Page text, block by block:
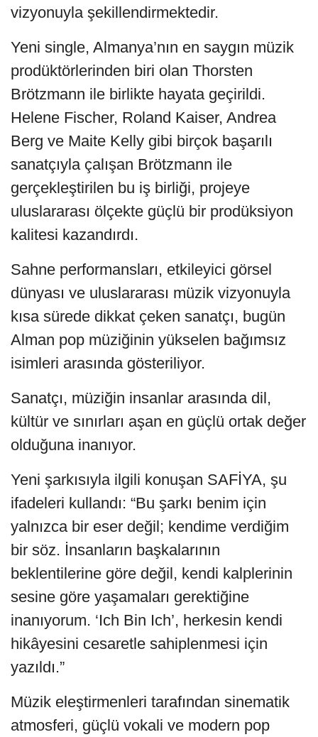
vizyonuyla şekillendirmektedir.
Yeni single, Almanya’nın en saygın müzik
prodüktörlerinden biri olan Thorsten
Brötzmann ile birlikte hayata geçirildi.
Helene Fischer, Roland Kaiser, Andrea
Berg ve Maite Kelly gibi birçok başarılı
sanatçıyla çalışan Brötzmann ile
gerçekleştirilen bu iş birliği, projeye
uluslararası ölçekte güçlü bir prodüksiyon
kalitesi kazandırdı.
Sahne performansları, etkileyici görsel
dünyası ve uluslararası müzik vizyonuyla
kısa sürede dikkat çeken sanatçı, bugün
Alman pop müziğinin yükselen bağımsız
isimleri arasında gösteriliyor.
Sanatçı, müziğin insanlar arasında dil,
kültür ve sınırları aşan en güçlü ortak değer
olduğuna inanıyor.
Yeni şarkısıyla ilgili konuşan SAFİYA, şu
ifadeleri kullandı: “Bu şarkı benim için
yalnızca bir eser değil; kendime verdiğim
bir söz. İnsanların başkalarının
beklentilerine göre değil, kendi kalplerinin
sesine göre yaşamaları gerektiğine
inanıyorum. ‘Ich Bin Ich’, herkesin kendi
hikâyesini cesaretle sahiplenmesi için
yazıldı.”
Müzik eleştirmenleri tarafından sinematik
atmosferi, güçlü vokali ve modern pop